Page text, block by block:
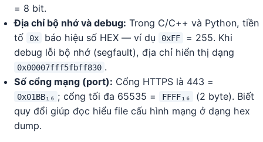
= 8 bit.
Địa chỉ bộ nhớ và debug: Trong C/C++ và Python, tiền
tố
0x báo hiệu số HEX — ví dụ 0xFF
= 255. Khi
debug lỗi bộ nhớ (segfault), địa chỉ hiển thị dạng
0x00007fff5fbff830 .
Số cổng mạng (port): Cổng HTTPS là 443 =
0x01BB₁₆ ; cổng tối đa 65535 = FFFF₁₆
(2 byte). Biết
quy đổi giúp đọc hiểu file cấu hình mạng ở dạng hex
dump.